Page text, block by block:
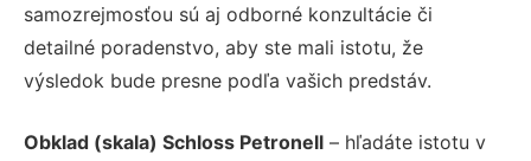
samozrejmosťou sú aj odborné konzultácie či
detailné poradenstvo, aby ste mali istotu, že
výsledok bude presne podľa vašich predstáv.
Obklad (skala) Schloss Petronell – hľadáte istotu v